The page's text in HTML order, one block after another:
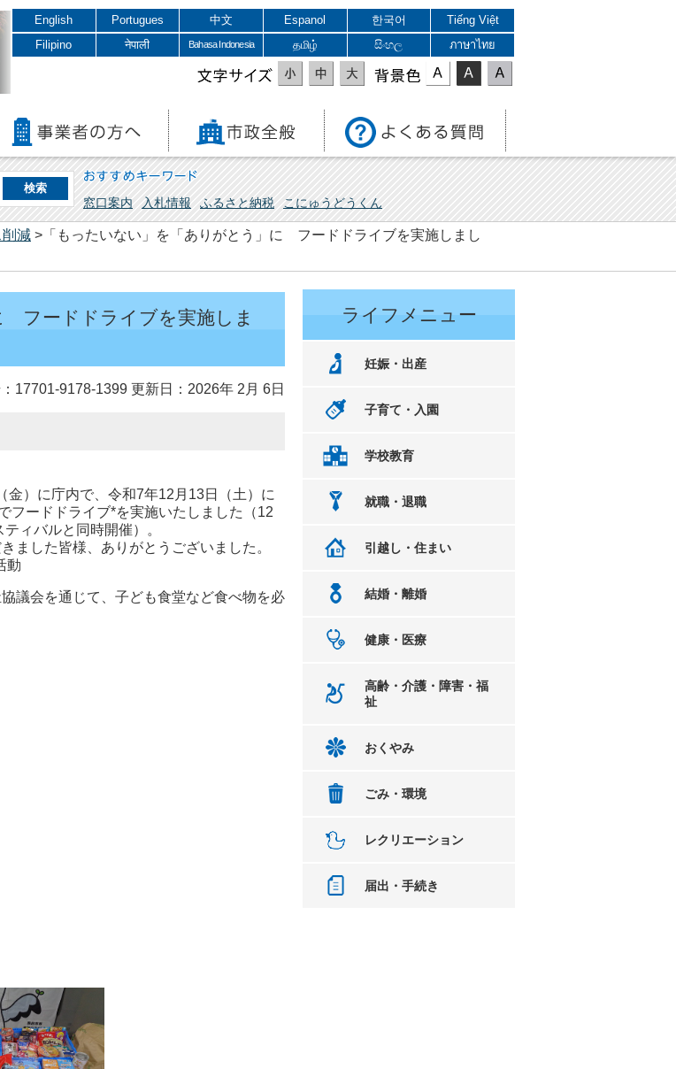
English Portugues 中文 Espanol 한국어
Tiếng Việt
Filipino
नेपाली Bahasa Indonesia தமிழ் සිංහල ภาษาไทย
文字サイズ 表示色
おすすめキーワード
窓口案内 入札情報 ふるさと納税 こにゅうどうくん
減 >「もったいない」を「ありがとう」に フードドライブを実施しまし
フードドライブを実施しま
17701-9178-1399 更新日：2026年 2月 6日
）に庁内で、令和7年12月13日（土）に
フードドライブ*を実施いたしました（12
ィバルと同時開催）。
ました皆様、ありがとうございました。
動
議会を通じて、子ども食堂など食べ物を必
ライフメニュー
妊娠・出産
子育て・入園
学校教育
就職・退職
引越し・住まい
結婚・離婚
健康・医療
高齢・介護・障害・福
祉
おくやみ
ごみ・環境
レクリエーション
届出・手続き